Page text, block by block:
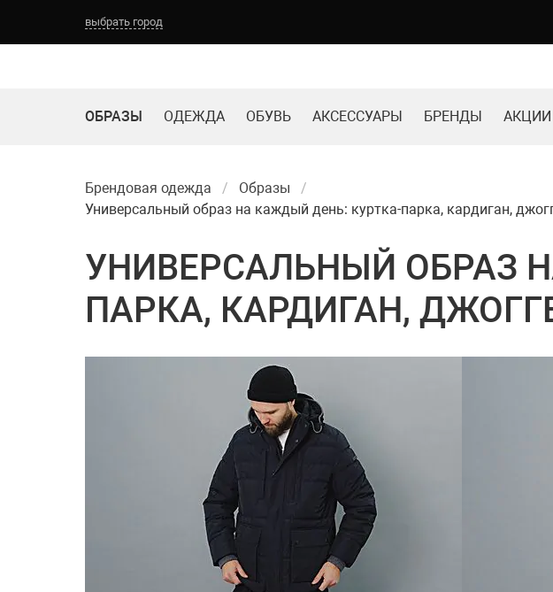
выбрать город
ОБРАЗЫ ОДЕЖДА ОБУВЬ АКСЕССУАРЫ БРЕНДЫ АКЦИИ
Брендовая одежда
Образы
Универсальный образ на каждый день: куртка-парка, кардиган,
УНИВЕРСАЛЬНЫЙ ОБРАЗ
ПАРКА, КАРДИГАН,